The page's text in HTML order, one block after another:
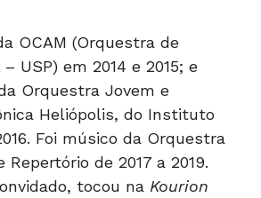
OCAM (Orquestra de
USP) em 2014 e 2015; e
Orquestra Jovem e
Heliópolis, do Instituto
Foi músico da Orquestra
de 2017 a 2019.
tocou na Kourion